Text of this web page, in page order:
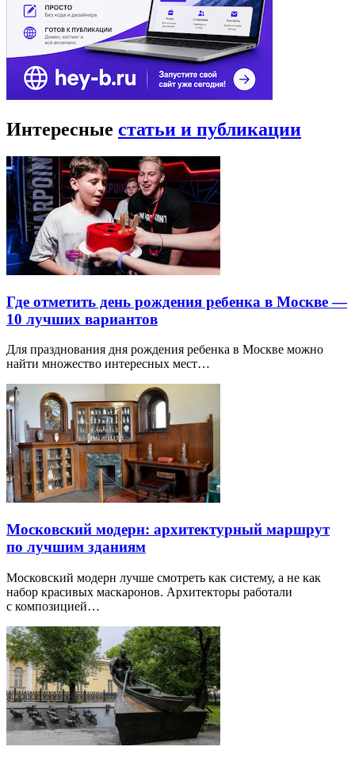
Интересные статьи и публикации
Где отметить день рождения ребенка в Москве —
10 лучших вариантов
Для празднования дня рождения ребенка в Москве можно
найти множество интересных мест…
Московский модерн: архитектурный маршрут
по лучшим зданиям
Московский модерн лучше смотреть как систему, а не как
набор красивых маскаронов. Архитекторы работали
с композицией…